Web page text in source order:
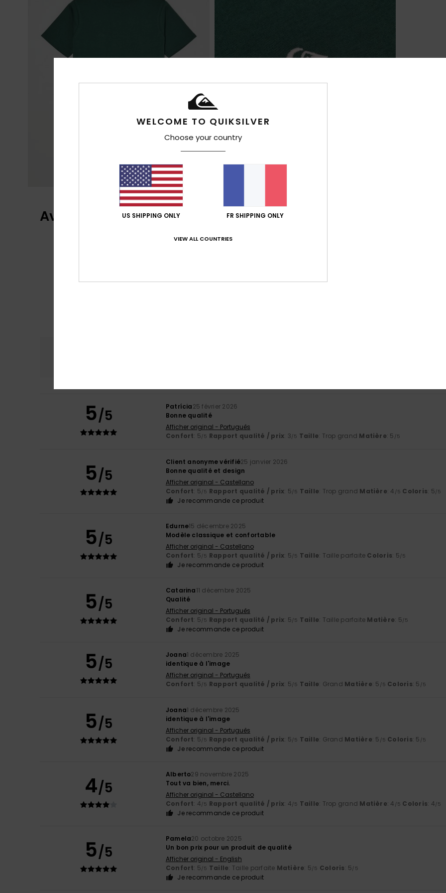
Avis clients
4.9
5/5 Patrícia25 février 2026
Bonne qualité
Afficher original - Português
Confort: 5/5 Rapport qualité / prix: 3/5 Taille: Trop grand Matière: 5 /5
5/5
Client anonyme vérifié25 janvier 2026
Bonne qualité et design
Afficher original - Castellano
Confort: 5/5 Rapport qualité / prix: 5/5 Taille: Trop grand Matière: 4 /5 Coloris: 5/5
Je recommande ce produit
5/5
Edurne15 décembre 2025
Modèle classique et confortable
Afficher original - Castellano
Confort: 5/5 Rapport qualité / prix: 5/5 Taille: Taille parfaite Coloris: 5/5
Je recommande ce produit
5/5
Catarina11 décembre 2025
Qualité
Afficher original - Português
Confort: 5/5 Rapport qualité / prix: 5/5 Taille: Taille parfaite Matière: 5/5
Je recommande ce produit
5/5 Joana1 décembre 2025
identique à l'image
Afficher original - Português
Confort: 5/5 Rapport qualité / prix: 5/5 Taille: Grand Matière: 5 /5 Coloris: 5 /5
5/5
Joana1 décembre 2025
identique à l'image
Afficher original - Português
Confort: 5/5 Rapport qualité / prix: 5/5 Taille: Grand Matière: 5 /5 Coloris: 5 /5
Je recommande ce produit
4/5
Alberto29 novembre 2025
Tout va bien, merci.
Afficher original - Castellano
Confort: 4/5 Rapport qualité / prix: 4/5 Taille: Trop grand Matière: 4 /5 Coloris: 4/5
Je recommande ce produit
5/5
Pamela20 octobre 2025
Un bon prix pour un produit de qualité
Afficher original - English
Confort: 5/5 Taille: Taille parfaite Matière: 5/5 Coloris: 5/5
Je recommande ce produit
WELCOME TO QUIKSILVER
Choose your country
US SHIPPING ONLY FR SHIPPING ONLY
VIEW ALL COUNTRIES